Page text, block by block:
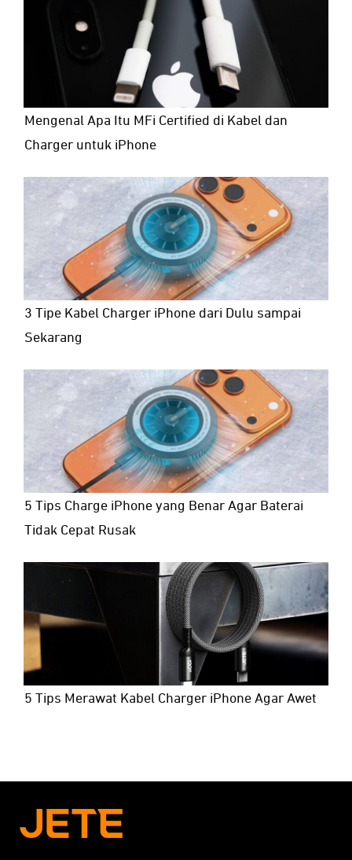
Mengenal Apa Itu MFi Certified di Kabel dan
Charger untuk iPhone
3 Tipe Kabel Charger iPhone dari Dulu sampai
Sekarang
5 Tips Charge iPhone yang Benar Agar Baterai
Tidak Cepat Rusak
5 Tips Merawat Kabel Charger iPhone Agar Awet